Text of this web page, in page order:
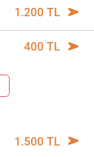
1.200 TL
400 TL
1.500 TL